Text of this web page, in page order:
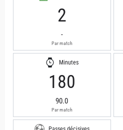
2
-
Par match
Minutes
180
90.0
Par match